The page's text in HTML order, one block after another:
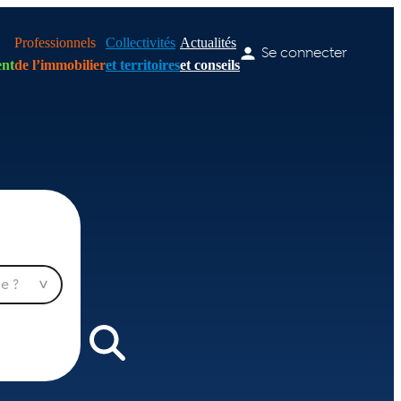
Professionnels
de l’immobilier
Collectivités
et territoires
Actualités
et conseils
Se connecter